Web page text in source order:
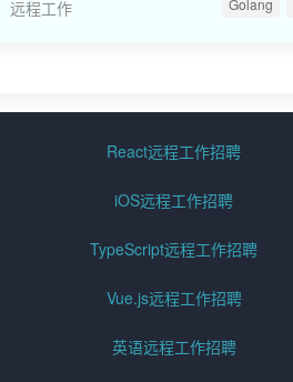
远程工作
React远程工作招聘
iOS远程工作招聘
TypeScript远程工作招聘
Vue.js远程工作招聘
英语远程工作招聘